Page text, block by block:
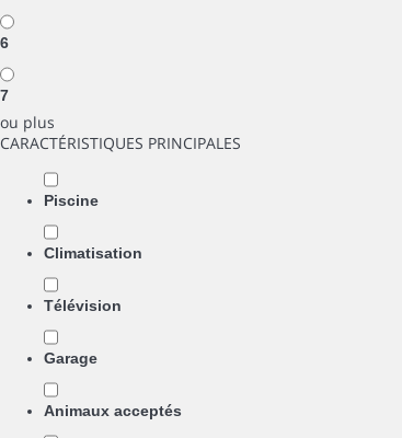
6
7
ou plus
CARACTÉRISTIQUES PRINCIPALES
Piscine
Climatisation
Télévision
Garage
Animaux acceptés